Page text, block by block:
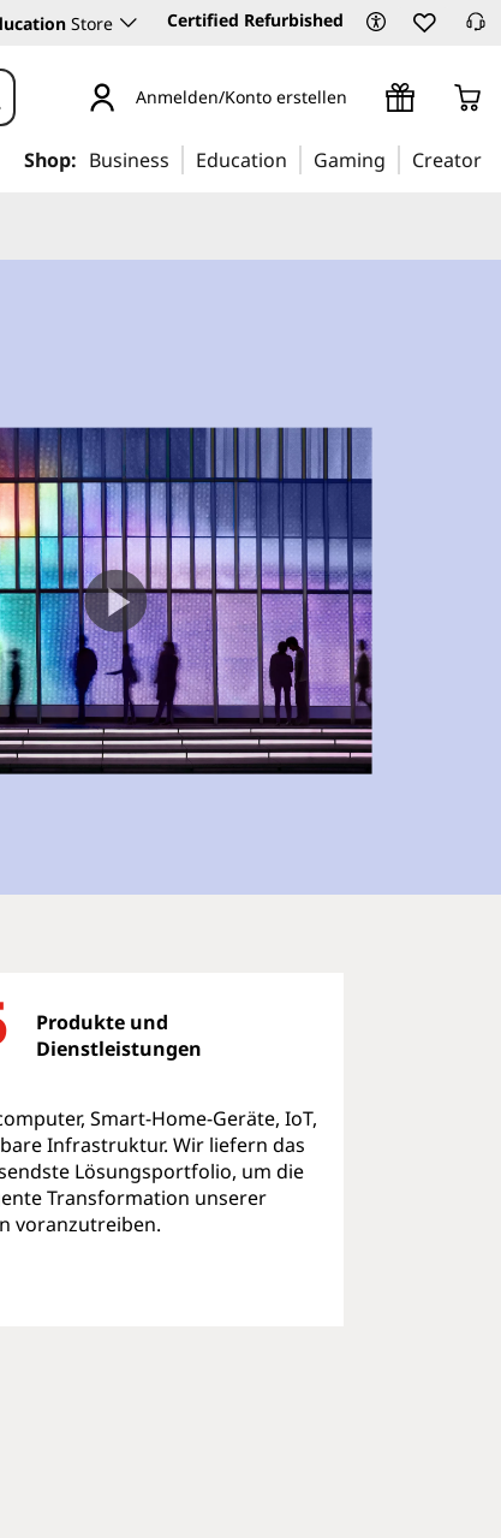
Store Certified Refurbished
Anmelden/Konto erstellen
Shop: Business Education Gaming Creator
Produkte und
Dienstleistungen
Smart-Home-Geräte, IoT,
Infrastruktur. Wir liefern das
Lösungsportfolio, um die
Transformation unserer
voranzutreiben.